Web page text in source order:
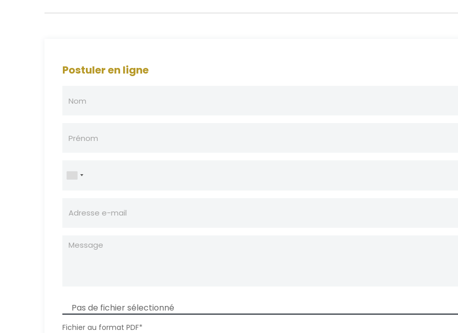
Postuler en ligne
Pas de fichier sélectionné
Fichier au format PDF*